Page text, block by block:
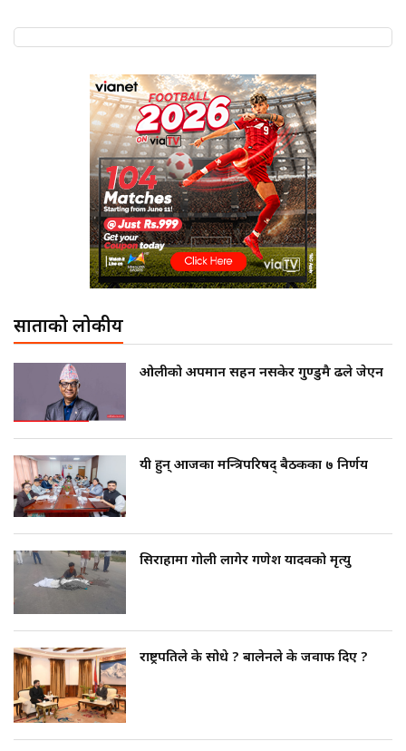
साताको लोकप्रीय
ओलीको अपमान सहन नसकेर गुण्डुमै ढले जेएन
यी हुन् आजका मन्त्रिपरिषद् बैठकका ७ निर्णय
सिराहामा गोली लागेर गणेश यादवको मृत्यु
राष्ट्रपतिले के सोधे ? बालेनले के जवाफ दिए ?